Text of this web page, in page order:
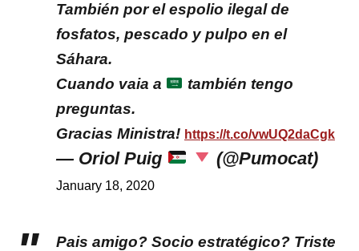
También por el espolio ilegal de
fosfatos, pescado y pulpo en el
Sáhara.
Cuando vaia a
también tengo
preguntas.
Gracias Ministra! https://t.co/vwUQ2daCgk
— Oriol Puig (@Pumocat)
January 18, 2020
Pais amigo? Socio estratégico? Triste